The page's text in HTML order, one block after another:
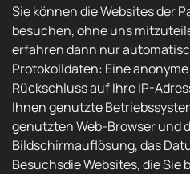
Sie können die Websites der
besuchen, ohne uns
erfahren dann nur
Protokolldaten: Eine
Rückschluss auf Ihre IP-
Ihnen genutzte
genutzten Web-Browser und
Bildschirmauflösung, das
Besuchsdie Websites, die